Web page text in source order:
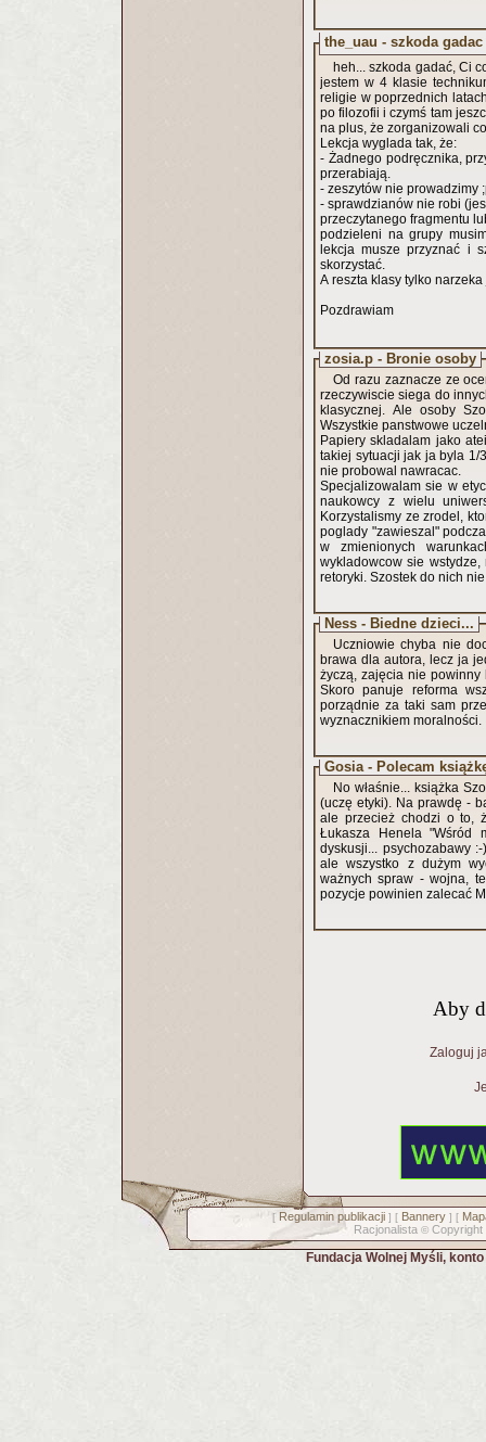
the_uau - szkoda gadac
heh... szkoda gadać, Ci
jestem w 4 klasie
religie w poprzednich
po filozofii i czymś tam
na plus, że zorganizowali
Lekcja wyglada tak, że:
- Żadnego podręcznika,
przerabiają.
- zeszytów nie prowadzimy
- sprawdzianów nie robi
przeczytanego fragmentu
podzieleni na grupy
lekcja musze przyznać i
skorzystać.
A reszta klasy tylko
Pozdrawiam
zosia.p - Bronie osoby
Od razu zaznacze ze
rzeczywiscie siega do
klasycznej. Ale osoby
Wszystkie panstwowe
Papiery skladalam jako
takiej sytuacji jak ja byla 1/
nie probowal nawracac.
Specjalizowalam sie w
naukowcy z wielu
Korzystalismy ze zrodel,
poglady "zawieszal"
w zmienionych
wykladowcow sie
retoryki. Szostek do nich
Ness - Biedne dzieci...
Uczniowie chyba nie
brawa dla autora, lecz ja
życzą, zajęcia nie
Skoro panuje reforma
porządnie za taki sam
wyznacznikiem moralności.
Gosia - Polecam
No właśnie... książka
(uczę etyki). Na prawdę -
ale przecież chodzi o to,
Łukasza Henela "Wśród
dyskusji... psychozabawy
ale wszystko z dużym
ważnych spraw - wojna,
pozycje powinien zalecać
Aby
Zaloguj
[ Regulamin publikacji] [ Bannery] [
Racjonalista © Copyright
Fundacja Wolnej Myśli,